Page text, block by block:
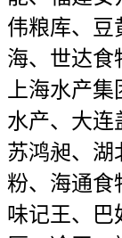
伟粮库、豆
海、世达食
上海水产
水产、大连
苏鸿昶、湖
粉、海通食
味记王、巴